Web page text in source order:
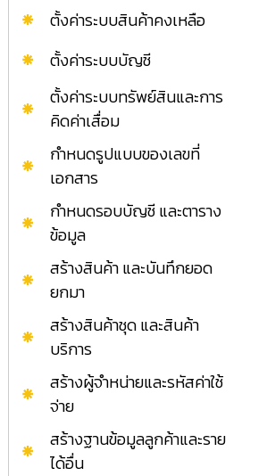
ตั้งค่าระบบสินค้าคงเหลือ
ตั้งค่าระบบบัญชี
ตั้งค่าระบบทรัพย์สินและการ
คิดค่าเสื่อม
กำหนดรูปแบบของเลขที่
เอกสาร
กำหนดรอบบัญชี และตาราง
ข้อมูล
สร้างสินค้า และบันทึกยอด
ยกมา
สร้างสินค้าชุด และสินค้า
บริการ
สร้างผู้จำหน่ายและรหัสค่าใช้
จ่าย
สร้างฐานข้อมูลลูกค้าและราย
ได้อื่น